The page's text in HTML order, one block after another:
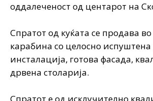
оддалеченост од центарот на
Спратот од куќата се продава
карабина со целосно
инсталација, готова фасада,
дрвена столарија.